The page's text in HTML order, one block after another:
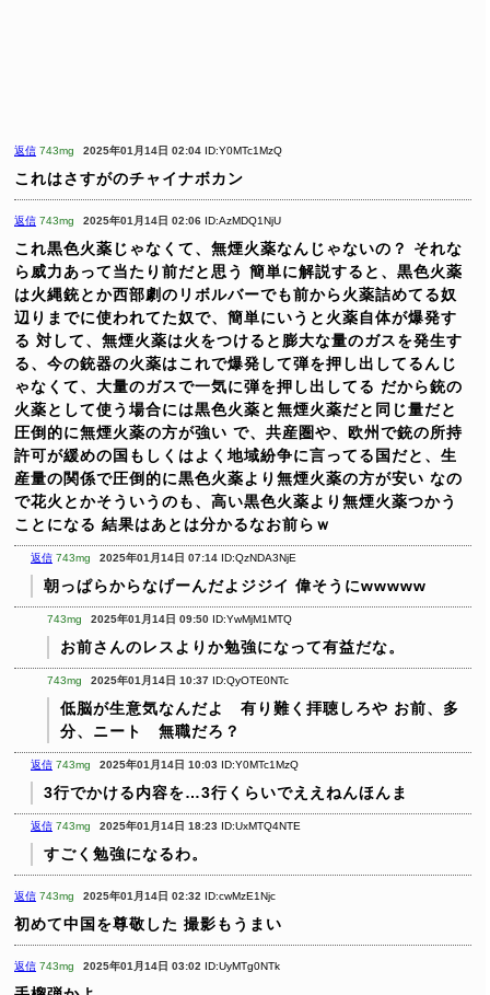
返信 743mg 2025年01月14日 02:04 ID:Y0MTc1MzQ
これはさすがのチャイナボカン
返信 743mg 2025年01月14日 02:06 ID:AzMDQ1NjU
これ黒色火薬じゃなくて、無煙火薬なんじゃないの？
それな
ら威力あって当たり前だと思う 簡単に解説すると、黒色火薬
は火縄銃とか西部劇のリボルバーでも前から火薬詰めてる奴
辺りまでに使われてた奴で、簡単にいうと火薬自体が爆発す
る 対して、無煙火薬は火をつけると膨大な量のガスを発生す
る、今の銃器の火薬はこれで爆発して弾を押し出してるんじ
ゃなくて、大量のガスで一気に弾を押し出してる だから銃の
火薬として使う場合には黒色火薬と無煙火薬だと同じ量だと
圧倒的に無煙火薬の方が強い で、共産圏や、欧州で銃の所持
許可が緩めの国もしくはよく地域紛争に言ってる国だと、生
産量の関係で圧倒的に黒色火薬より無煙火薬の方が安い なの
で花火とかそういうのも、高い黒色火薬より無煙火薬つかう
ことになる 結果はあとは分かるなお前らｗ
返信 743mg 2025年01月14日 07:14 ID:QzNDA3NjE
朝っぱらからなげーんだよジジイ 偉そうにwwwww
743mg 2025年01月14日 09:50 ID:YwMjM1MTQ
お前さんのレスよりか勉強になって有益だな。
743mg 2025年01月14日 10:37 ID:QyOTE0NTc
低脳が生意気なんだよ 有り難く拝聴しろや お前、多
分、ニート 無職だろ？
返信 743mg 2025年01月14日 10:03 ID:Y0MTc1MzQ
3行でかける内容を…3行くらいでええねんほんま
返信 743mg 2025年01月14日 18:23 ID:UxMTQ4NTE
すごく勉強になるわ。
返信 743mg 2025年01月14日 02:32 ID:cwMzE1Njc
初めて中国を尊敬した 撮影もうまい
返信 743mg 2025年01月14日 03:02 ID:UyMTg0NTk